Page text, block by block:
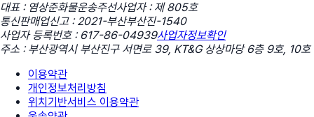
대표 : 염상준화물운송주선사업자 : 제 805호
통신판매업신고 : 2021-부산부산진-1540
사업자 등록번호 : 617-86-04939사업자정보확인
주소 : 부산광역시 부산진구 서면로 39, KT&G 상상마당 6층 9호, 10호
이용약관
개인정보처리방침
위치기반서비스 이용약관